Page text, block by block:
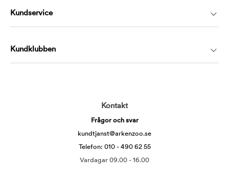
Kundservice
Kundklubben
Kontakt
Frågor och svar
kundtjanst@arkenzoo.se
Telefon: 010 - 490 62 55
Vardagar 09.00 - 16.00